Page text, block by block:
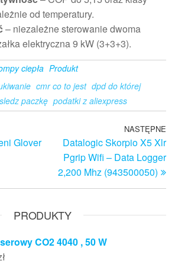
od temperatury.
– niezależne sterowanie dwoma
elektryczna 9 kW (3+3+3).
ciepła Produkt
cmr co to jest dpd do której
paczkę podatki z aliexpress
Glover
NASTĘPNE
Datalogic Skorpio X5 Xlr
Pgrip Wifi – Data Logger
2,200 Mhz (943500050)
PRODUKTY
CO2 4040 , 50 W